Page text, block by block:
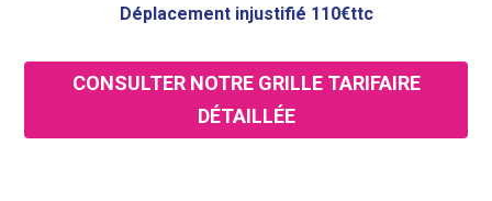
Déplacement injustifié 110€ttc
CONSULTER NOTRE GRILLE TARIFAIRE
DÉTAILLÉE